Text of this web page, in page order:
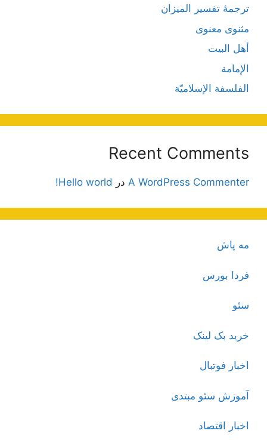
ترجمۀ تفسیر المیزان
مثنوی معنوی
أهل البيت
الإمامة
الفلسفة الإسلاميّة
Recent Comments
A WordPress Commenter در Hello world!
مه پاش
فردا بورس
سئو
خرید بک لینک
اخبار فوتبال
آموزش سئو مبتدی
اخبار اقتصاد